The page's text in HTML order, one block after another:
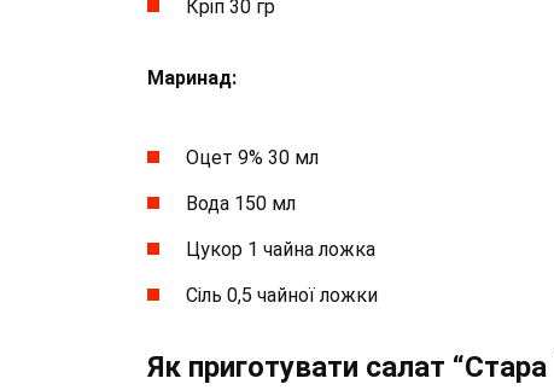
Кріп 30 гр
Маринад:
Оцет 9% 30 мл
Вода 150 мл
Цукор 1 чайна ложка
Сіль 0,5 чайної ложки
Як приготувати салат “Стара